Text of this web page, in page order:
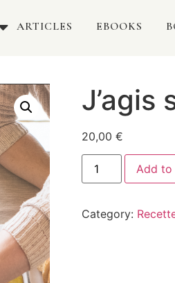
ARTICLES EBOOKS
J’agis
20,00 €
Add to
Category: